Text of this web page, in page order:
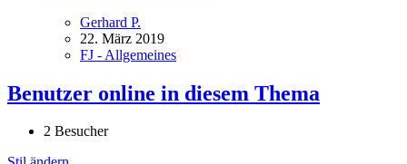
Gerhard P.
22. März 2019
FJ - Allgemeines
Benutzer online in diesem Thema
2 Besucher